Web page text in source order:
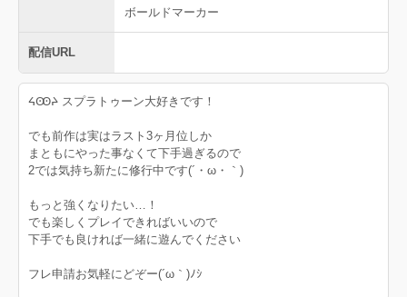
ボールドマーカー
配信URL
ᔦꙬᔨ スプラトゥーン大好きです！
でも前作は実はラスト3ヶ月位しか
まともにやった事なくて下手過ぎるので
2では気持ち新たに修行中です(´・ω・｀)
もっと強くなりたい…！
でも楽しくプレイできればいいので
下手でも良ければ一緒に遊んでください
フレ申請お気軽にどぞー(´ω｀)ﾉｼ